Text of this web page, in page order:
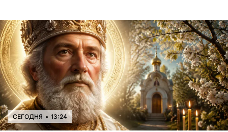
СЕГОДНЯ • 13:24